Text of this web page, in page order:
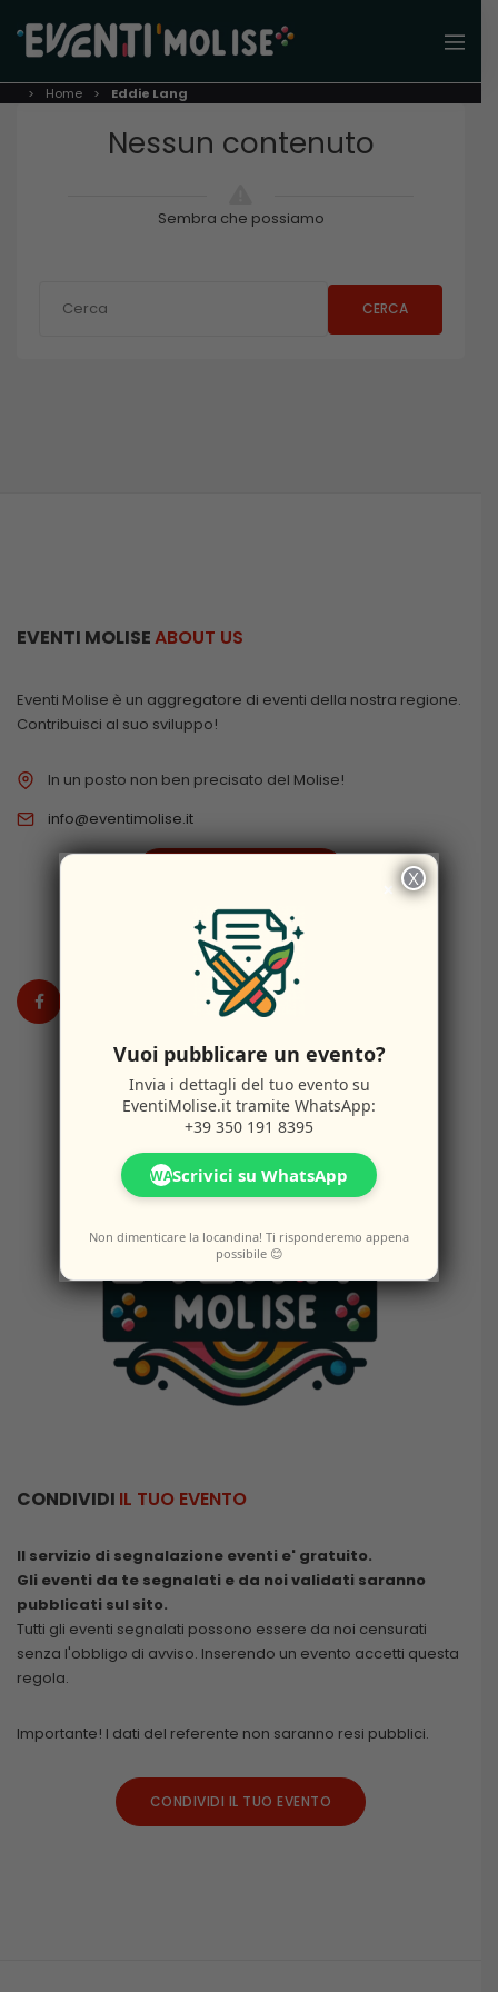
Home Eddie Lang
Nessun contenuto
Sembra che possiamo
CERCA
EVENTI MOLISEABOUT US
Eventi Molise è un aggregatore di eventi della nostra regione.
Contribuisci al suo sviluppo!
In un posto non ben precisato del Molise!
info@eventimolise.it
DISCLAIMER
CONDIVIDI IL TUO EVENTO
Il servizio di segnalazione eventi e' gratuito.
Gli eventi da te segnalati e da noi validati saranno
pubblicati sul sito.
Tutti gli eventi segnalati possono essere da noi censurati
senza l'obbligo di avviso. Inserendo un evento accetti questa
regola.
Importante! I dati del referente non saranno resi pubblici.
CONDIVIDI IL TUO EVENTO
×
Vuoi pubblicare un evento?
Invia i dettagli del tuo evento su
EventiMolise.it tramite WhatsApp:
+39 350 191 8395
WAScrivici su WhatsApp
Non dimenticare la locandina! Ti risponderemo appena
possibile 😊
X